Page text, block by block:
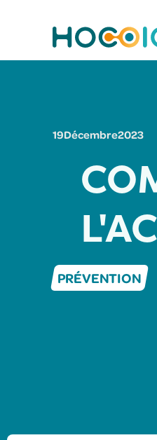
19Décembre2023
PRÉVENTION